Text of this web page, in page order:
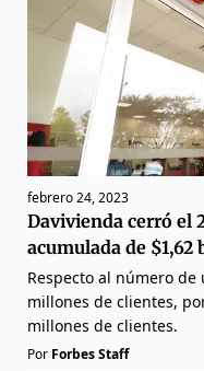
febrero 24, 2023
Davivienda cerró el
acumulada de $1,62
Respecto al número de
millones de clientes,
millones de clientes.
Por Forbes Staff